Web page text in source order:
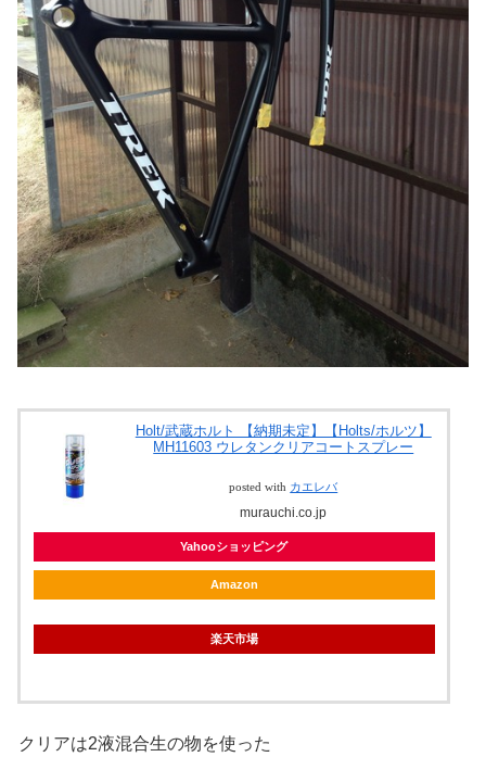
Holt/武蔵ホルト 【納期未定】【Holts/ホルツ】
MH11603 ウレタンクリアコートスプレー
posted with カエレバ
murauchi.co.jp
Yahooショッピング
Amazon
楽天市場
クリアは2液混合生の物を使った